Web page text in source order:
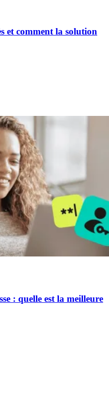
et comment la solution
: quelle est la meilleure